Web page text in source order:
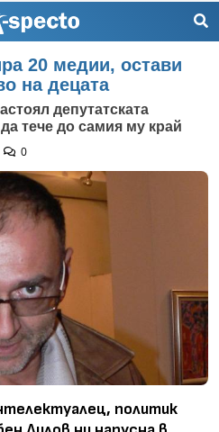
20 медии, остави
на децата
депутатската
тече до самия му край
0
политик